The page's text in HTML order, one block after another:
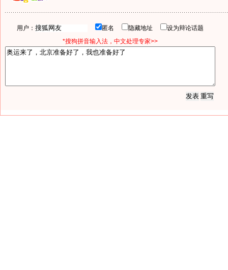
用户： 匿名 隐藏地址
设为辩论话题
*搜狗拼音输入法，中文处理专家>>